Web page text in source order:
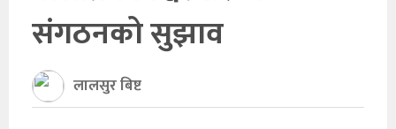
खेलकुद
अन्तर्राष्ट्रिय
संगठनको सुझाव
लालसुर बिष्ट